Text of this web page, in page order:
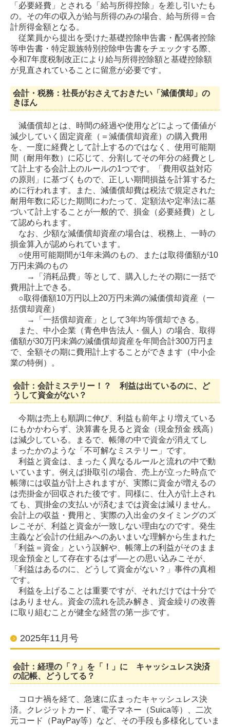
「必要経費」とされる「給与所得控除」を差し引いたも
の。その年の収入が給与所得のみの場合、給与所得＝合
計所得金額となる。
従業員から提出を受けた基礎控除申告書・配偶者控除
等申告書・特定親族特別控除申告書をチェックする際、
令和7年度税制改正により給与所得控除額と基礎控除額
が見直されていることに留意が必要です。
会計・税務：社長がおさえておきたい「減価償却」の
きほん
減価償却とは、時間の経過や使用などによって価値が
減少していく固定資産（＝減価償却資産）の購入費用
を、一度に経費として計上するのではなく、使用可能期
間（耐用年数）に応じて、分割してその年分の経費とし
て計上する会計上のルールの1つです。「費用収益対応
の原則」に基づくもので、正しい期間損益を計算するた
めに行われます。また、減価償却費は税法で規定された
耐用年数に応じた期間にわたって、定額法や定率法に基
づいて計上することが一般的で、損金（必要経費）とし
て認められます。
なお、少額な減価償却資産の場合は、税務上、一時の
損金算入が認められています。
○使用可能期間が1年未満のもの、または取得価額が10
万円未満のもの
→「消耗品費」等として、購入したその期に一括で
費用計上できる。
○取得価額10万円以上20万円未満の減価償却資産（一
括償却資産）
→「一括償却資産」として3年均等償却できる。
また、中小企業（青色申告法人・個人）の場合、取得
価額が30万円未満の減価償却資産を年間合計300万円ま
で、全額その期に費用計上することができます（中小企
業の特例）
。
会計：会計ミステリー！？ 利益は出ているのに、ど
うして資金がない？
今期は売上も順調に伸び、利益も前年より増えている
にもかかわらず、決算書を見ると資金（現金預金 残高）
は減少している。まるで、帳簿の中で資金が消えてし
まったかのような「不可解なミステリー」です。
利益と資金は、まったく異なるルールと流れの中で動
いています。例えば掛取引の場合、売上が立った時点で
帳簿には収益が計上されますが、実際に資金が増えるの
は売掛金が回収された後です。同様に、仕入が計上され
ても、買掛金の支払いが済むまでは資金は減りません。
会計上の収益・費用と、実際の入出金のタイミングのズ
レこそが、利益と資金が一致しない理由なのです。発生
主義など会計の仕組みへのあいまいな理解から生まれた
「利益＝資金」という誤解や、帳簿上の利益がそのまま
現金預金として存在するはず──との思い込みこそが、
「利益はあるのに、どうして資金がない？」事件の真相
です。
利益を上げることは重要ですが、それだけでは十分で
はありません。資金の流れを読み解き、資金繰りの改善
に取り組むことが健全な経営の第一歩です。
2025年11月号
会計：経理の「？」を「！」に キャッシュレス決済
の記帳、どうしてる？
コロナ禍を経て、急速に広まったキャッシュレス決
済。クレジットカード、電子マネー（Suica等）、二次
元コード（PayPay等）など、その手段も多様化していま